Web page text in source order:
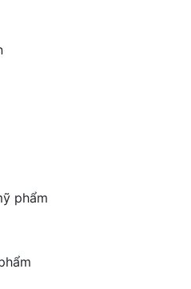
phẩm